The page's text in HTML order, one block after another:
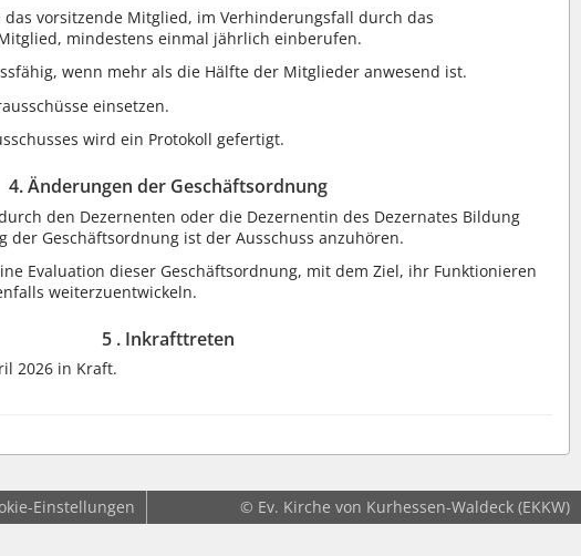
vorsitzende Mitglied, im Verhinderungsfall durch das
mindestens einmal jährlich einberufen.
wenn mehr als die Hälfte der Mitglieder anwesend ist.
einsetzen.
wird ein Protokoll gefertigt.
4. Änderungen der Geschäftsordnung
den Dezernenten oder die Dezernentin des Dezernates Bildung
der Geschäftsordnung ist der Ausschuss anzuhören.
Evaluation dieser Geschäftsordnung, mit dem Ziel, ihr Funktionieren
weiterzuentwickeln.
5 . Inkrafttreten
2026 in Kraft.
Einstellungen
© Ev. Kirche von Kurhessen-Waldeck (EKKW)